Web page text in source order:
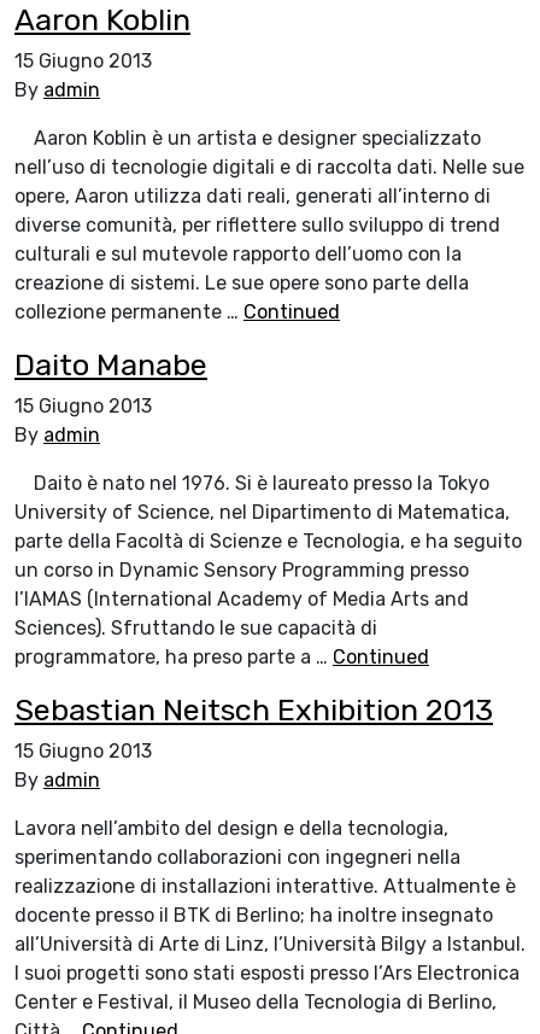
Aaron Koblin
15 Giugno 2013
By admin
Aaron Koblin è un artista e designer specializzato
nell’uso di tecnologie digitali e di raccolta dati. Nelle sue
opere, Aaron utilizza dati reali, generati all’interno di
diverse comunità, per riflettere sullo sviluppo di trend
culturali e sul mutevole rapporto dell’uomo con la
creazione di sistemi. Le sue opere sono parte della
collezione permanente … Continued
Daito Manabe
15 Giugno 2013
By admin
Daito è nato nel 1976. Si è laureato presso la Tokyo
University of Science, nel Dipartimento di Matematica,
parte della Facoltà di Scienze e Tecnologia, e ha seguito
un corso in Dynamic Sensory Programming presso
l’IAMAS (International Academy of Media Arts and
Sciences). Sfruttando le sue capacità di
programmatore, ha preso parte a … Continued
Sebastian Neitsch Exhibition 2013
15 Giugno 2013
By admin
Lavora nell’ambito del design e della tecnologia,
sperimentando collaborazioni con ingegneri nella
realizzazione di installazioni interattive. Attualmente è
docente presso il BTK di Berlino; ha inoltre insegnato
all’Università di Arte di Linz, l’Università Bilgy a Istanbul.
I suoi progetti sono stati esposti presso l’Ars Electronica
Center e Festival, il Museo della Tecnologia di Berlino,